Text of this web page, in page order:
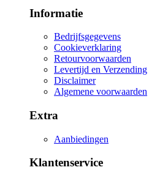
Informatie
Bedrijfsgegevens
Cookieverklaring
Retourvoorwaarden
Levertijd en Verzending
Disclaimer
Algemene voorwaarden
Extra
Aanbiedingen
Klantenservice